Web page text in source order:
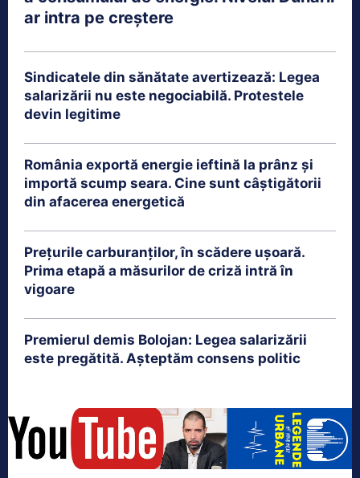
ar intra pe creștere
Sindicatele din sănătate avertizează: Legea
salarizării nu este negociabilă. Protestele
devin legitime
România exportă energie ieftină la prânz și
importă scump seara. Cine sunt câștigătorii
din afacerea energetică
Prețurile carburanților, în scădere ușoară.
Prima etapă a măsurilor de criză intră în
vigoare
Premierul demis Bolojan: Legea salarizării
este pregătită. Așteptăm consens politic